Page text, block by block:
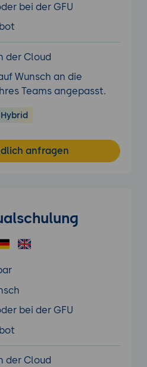
bei der GFU
der Cloud
Wunsch an die
Teams angepasst.
Hybrid
anfragen
bei der GFU
der Cloud